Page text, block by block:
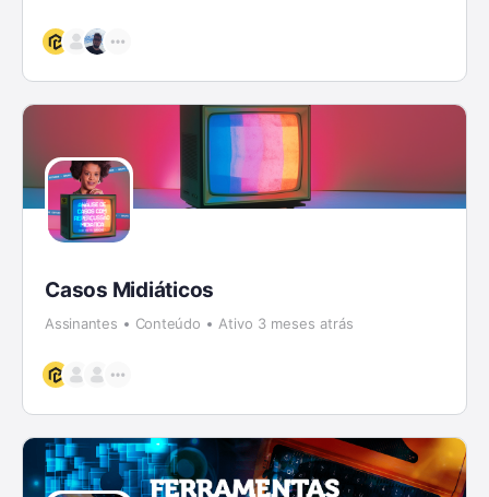
Casos Midiáticos
Assinantes Conteúdo Ativo 3 meses atrás